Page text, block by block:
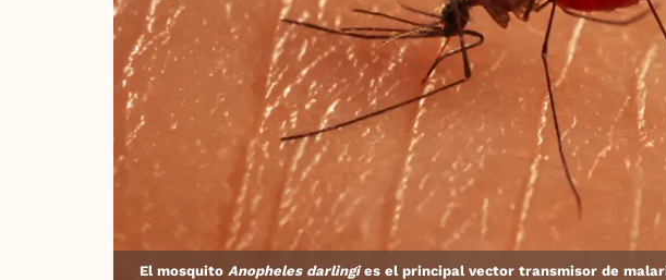
El mosquito Anopheles darlingies el principal vector transmisor de